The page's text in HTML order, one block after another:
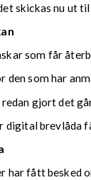
skickas nu ut
som får
den som har
redan gjort det
digital brevlåda
har fått besked